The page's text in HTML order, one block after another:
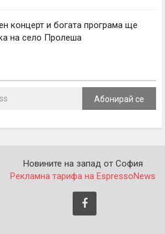
концерт и богата програма ще
на село Пролеша
Абонирай се
Новините на запад от София
Рекламна тарифа на EspressoNews